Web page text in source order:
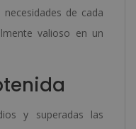
de cada
valioso en un
y superadas las